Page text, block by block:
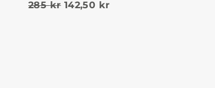
285kr Det ursprungliga priset var:
142,50 krDet nuvarande